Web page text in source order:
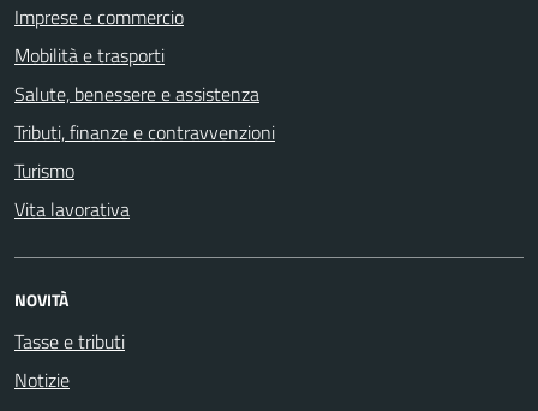
Imprese e commercio
Mobilità e trasporti
Salute, benessere e assistenza
Tributi, finanze e contravvenzioni
Turismo
Vita lavorativa
NOVITÀ
Tasse e tributi
Notizie